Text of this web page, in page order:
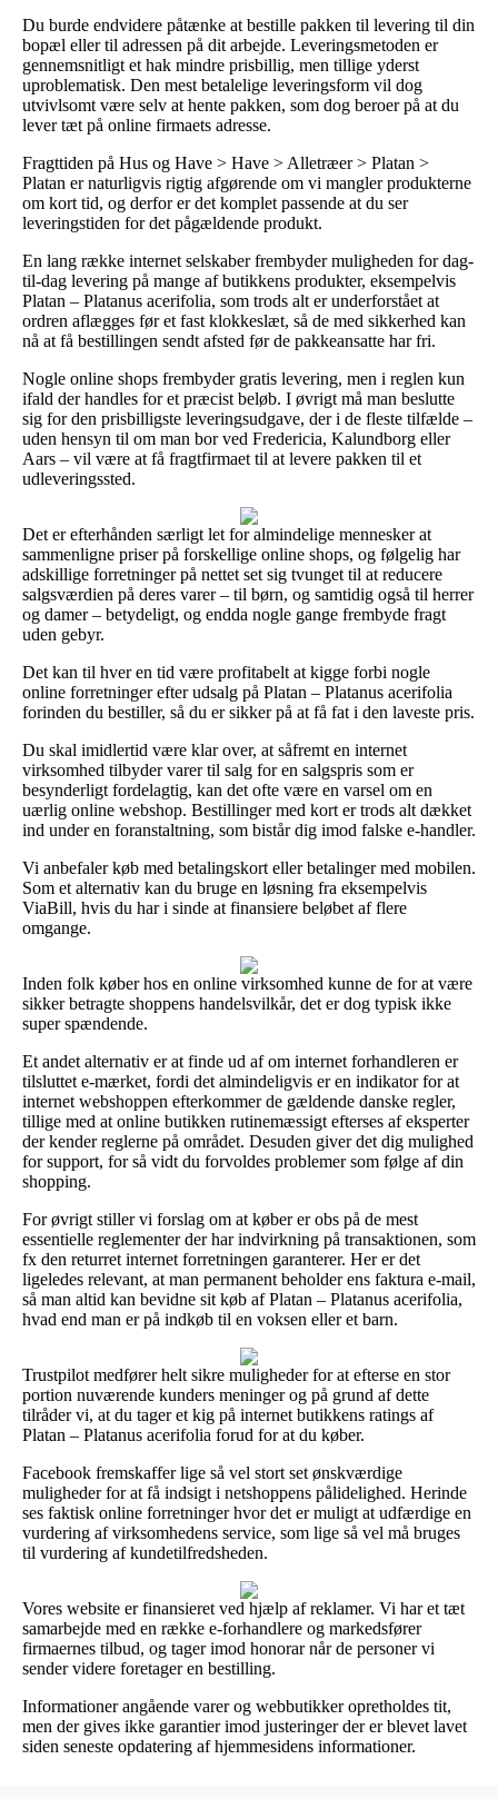
Du burde endvidere påtænke at bestille pakken til levering til din
bopæl eller til adressen på dit arbejde. Leveringsmetoden er
gennemsnitligt et hak mindre prisbillig, men tillige yderst
uproblematisk. Den mest betalelige leveringsform vil dog
utvivlsomt være selv at hente pakken, som dog beroer på at du
lever tæt på online firmaets adresse.
Fragttiden på Hus og Have > Have > Alletræer > Platan >
Platan er naturligvis rigtig afgørende om vi mangler produkterne
om kort tid, og derfor er det komplet passende at du ser
leveringstiden for det pågældende produkt.
En lang række internet selskaber frembyder muligheden for dag-
til-dag levering på mange af butikkens produkter, eksempelvis
Platan – Platanus acerifolia, som trods alt er underforstået at
ordren aflægges før et fast klokkeslæt, så de med sikkerhed kan
nå at få bestillingen sendt afsted før de pakkeansatte har fri.
Nogle online shops frembyder gratis levering, men i reglen kun
ifald der handles for et præcist beløb. I øvrigt må man beslutte
sig for den prisbilligste leveringsudgave, der i de fleste tilfælde –
uden hensyn til om man bor ved Fredericia, Kalundborg eller
Aars – vil være at få fragtfirmaet til at levere pakken til et
udleveringssted.
Det er efterhånden særligt let for almindelige mennesker at
sammenligne priser på forskellige online shops, og følgelig har
adskillige forretninger på nettet set sig tvunget til at reducere
salgsværdien på deres varer – til børn, og samtidig også til herrer
og damer – betydeligt, og endda nogle gange frembyde fragt
uden gebyr.
Det kan til hver en tid være profitabelt at kigge forbi nogle
online forretninger efter udsalg på Platan – Platanus acerifolia
forinden du bestiller, så du er sikker på at få fat i den laveste pris.
Du skal imidlertid være klar over, at såfremt en internet
virksomhed tilbyder varer til salg for en salgspris som er
besynderligt fordelagtig, kan det ofte være en varsel om en
uærlig online webshop. Bestillinger med kort er trods alt dækket
ind under en foranstaltning, som bistår dig imod falske e-handler.
Vi anbefaler køb med betalingskort eller betalinger med mobilen.
Som et alternativ kan du bruge en løsning fra eksempelvis
ViaBill, hvis du har i sinde at finansiere beløbet af flere
omgange.
Inden folk køber hos en online virksomhed kunne de for at være
sikker betragte shoppens handelsvilkår, det er dog typisk ikke
super spændende.
Et andet alternativ er at finde ud af om internet forhandleren er
tilsluttet e-mærket, fordi det almindeligvis er en indikator for at
internet webshoppen efterkommer de gældende danske regler,
tillige med at online butikken rutinemæssigt efterses af eksperter
der kender reglerne på området. Desuden giver det dig mulighed
for support, for så vidt du forvoldes problemer som følge af din
shopping.
For øvrigt stiller vi forslag om at køber er obs på de mest
essentielle reglementer der har indvirkning på transaktionen, som
fx den returret internet forretningen garanterer. Her er det
ligeledes relevant, at man permanent beholder ens faktura e-mail,
så man altid kan bevidne sit køb af Platan – Platanus acerifolia,
hvad end man er på indkøb til en voksen eller et barn.
Trustpilot medfører helt sikre muligheder for at efterse en stor
portion nuværende kunders meninger og på grund af dette
tilråder vi, at du tager et kig på internet butikkens ratings af
Platan – Platanus acerifolia forud for at du køber.
Facebook fremskaffer lige så vel stort set ønskværdige
muligheder for at få indsigt i netshoppens pålidelighed. Herinde
ses faktisk online forretninger hvor det er muligt at udfærdige en
vurdering af virksomhedens service, som lige så vel må bruges
til vurdering af kundetilfredsheden.
Vores website er finansieret ved hjælp af reklamer. Vi har et tæt
samarbejde med en række e-forhandlere og markedsfører
firmaernes tilbud, og tager imod honorar når de personer vi
sender videre foretager en bestilling.
Informationer angående varer og webbutikker opretholdes tit,
men der gives ikke garantier imod justeringer der er blevet lavet
siden seneste opdatering af hjemmesidens informationer.